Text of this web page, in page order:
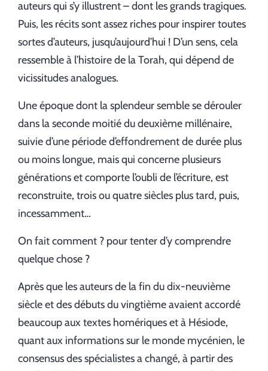
auteurs qui s’y illustrent – dont les grands tragiques.
Puis, les récits sont assez riches pour inspirer toutes
sortes d’auteurs, jusqu’aujourd’hui ! D’un sens, cela
ressemble à l’histoire de la Torah, qui dépend de
vicissitudes analogues.
Une époque dont la splendeur semble se dérouler
dans la seconde moitié du deuxième millénaire,
suivie d’une période d’effondrement de durée plus
ou moins longue, mais qui concerne plusieurs
générations et comporte l’oubli de l’écriture, est
reconstruite, trois ou quatre siècles plus tard, puis,
incessamment…
On fait comment ? pour tenter d’y comprendre
quelque chose ?
Après que les auteurs de la fin du dix-neuvième
siècle et des débuts du vingtième avaient accordé
beaucoup aux textes homériques et à Hésiode,
quant aux informations sur le monde mycénien, le
consensus des spécialistes a changé, à partir des